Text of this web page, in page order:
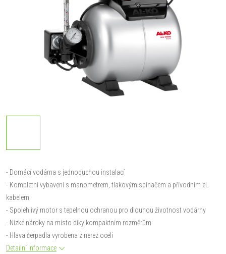
- Domácí vodárna s jednoduchou instalací
- Kompletní vybavení s manometrem, tlakovým spínačem a přívodním el.
kabelem
- Spolehlivý motor s tepelnou ochranou pro dlouhou životnost vodárny
- Nízké nároky na místo díky kompaktním rozměrům
- Hlava čerpadla vyrobena z nerez oceli
Detailní informace